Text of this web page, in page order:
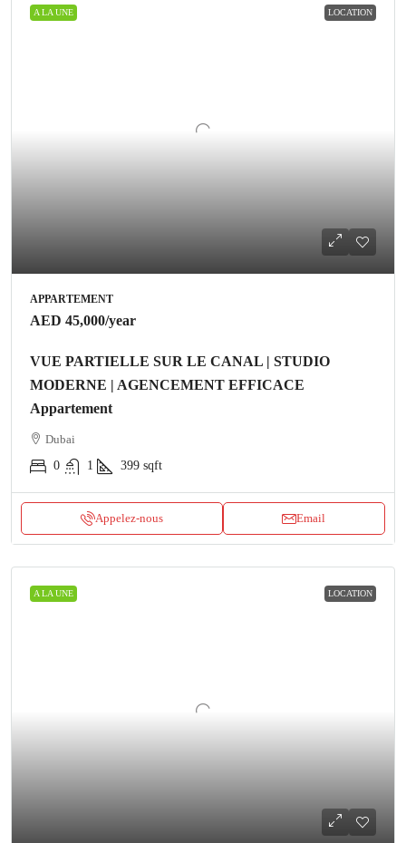
A LA UNE LOCATION
APPARTEMENT
AED 45,000/year
VUE PARTIELLE SUR LE CANAL | STUDIO
MODERNE | AGENCEMENT EFFICACE
Appartement
Dubai
0
1 399 sqft
Appelez-nous Email
A LA UNE LOCATION